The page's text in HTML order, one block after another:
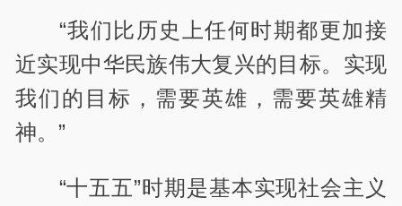
“我们比历史上任何时期都更加接
近实现中华民族伟大复兴的目标。实现
我们的目标，需要英雄，需要英雄精
神。”
“十五五”时期是基本实现社会主义